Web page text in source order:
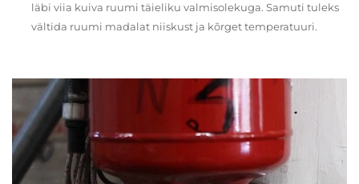
läbi viia kuiva ruumi täieliku valmisolekuga. Samuti tuleks
vältida ruumi madalat niiskust ja kõrget temperatuuri.